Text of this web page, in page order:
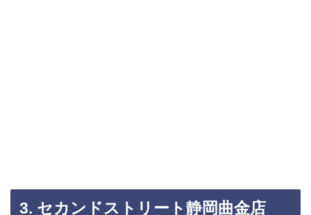
3. セカンドストリート静岡曲金店